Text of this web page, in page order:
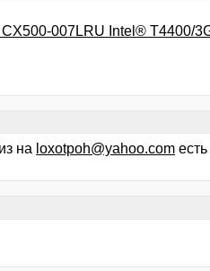
CX500-007LRU Intel® T4400/
на loxotpoh@yahoo.com